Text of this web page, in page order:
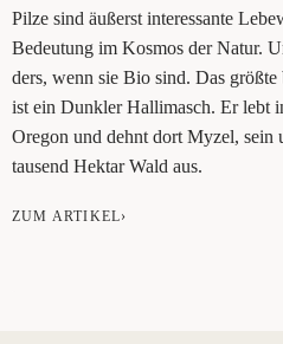
Pil­ze sind äußerst inter­es­san­te
Bedeu­tung im Kos­mos der Natur.
ders, wenn sie Bio sind. Das
ist ein Dunk­ler Hal­li­ma­sch. Er lebt
Ore­gon und dehnt dort Myzel, sein
tau­send Hekt­ar Wald aus.
ZUM ARTIKEL›